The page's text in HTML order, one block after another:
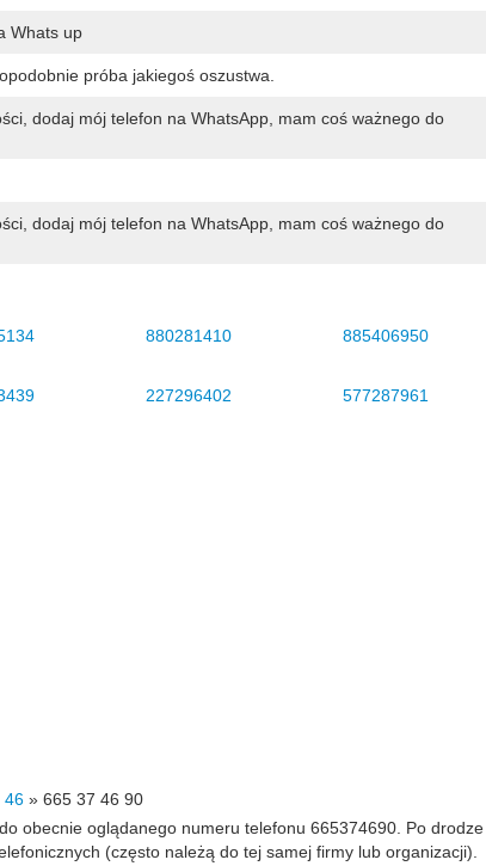
Whats up
próba jakiegoś oszustwa.
dodaj mój telefon na WhatsApp, mam coś ważnego do
dodaj mój telefon na WhatsApp, mam coś ważnego do
880281410 885406950
227296402 577287961
46 » 665 37 46 90
obecnie oglądanego numeru telefonu 665374690. Po
(często należą do tej samej firmy lub organizacji).